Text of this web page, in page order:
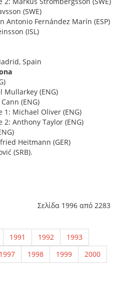
(SWE)
Antonio Fernández Marín (ESP)
(ISL)
Spain
Mullarkey (ENG)
(ENG)
Michael Oliver (ENG)
Anthony Taylor (ENG)
Heitmann (GER)
(SRB).
Σελίδα 1996 από 2283
1991 1992
1993
1997 1998 1999
2000